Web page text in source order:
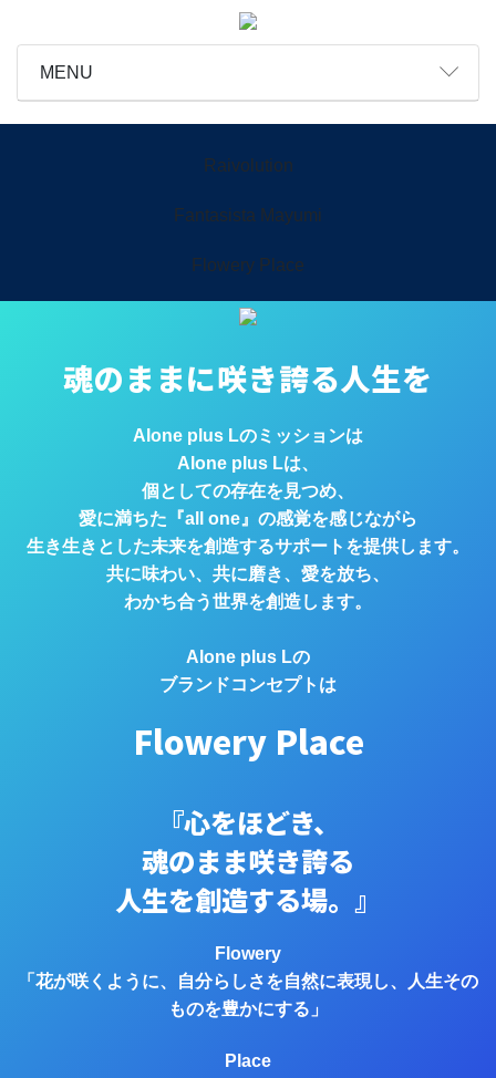
MENU
Raivolution
Fantasista Mayumi
Flowery Place
魂のままに咲き誇る人生を
Alone plus Lのミッションは
Alone plus Lは、
個としての存在を見つめ、
愛に満ちた『all one』の感覚を感じながら
生き生きとした未来を創造するサポートを提供します。
共に味わい、共に磨き、愛を放ち、
わかち合う世界を創造します。
Alone plus Lの
ブランドコンセプトは
Flowery Place
『心をほどき、
魂のまま咲き誇る
人生を創造する場。』
Flowery
「花が咲くように、自分らしさを自然に表現し、人生その
ものを豊かにする」
Place